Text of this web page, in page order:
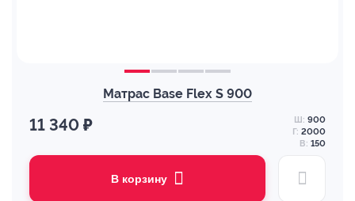
Матрас Base Flex S 900
11 340 ₽ Ш: 900
Г: 2000
В: 150
В корзину